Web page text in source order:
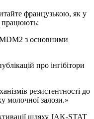
французькою, як у
працюють:
з основними
про інгібітори
резистентності до
молочної залози.»
шляху JAK-STAT